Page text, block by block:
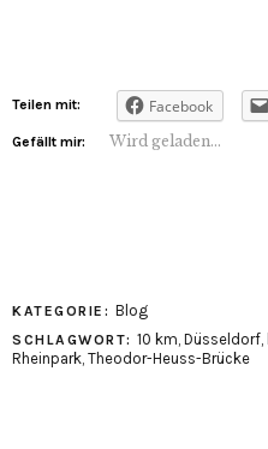
Teilen mit: Facebook
Gefällt mir: Wird geladen...
KATEGORIE: Blog
SCHLAGWORT: 10 km, Düsseldorf,
Rheinpark, Theodor-Heuss-Brücke